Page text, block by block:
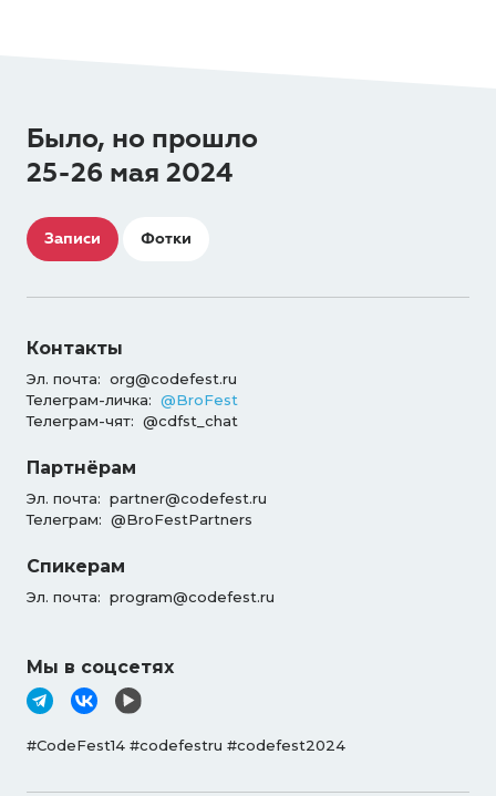
Было, но прошло
25-26 мая 2024
Записи Фотки
Контакты
Эл. почта: org@codefest.ru
Телеграм-личка: @BroFest
Телеграм-чят: @cdfst_chat
Партнёрам
Эл. почта: partner@codefest.ru
Телеграм: @BroFestPartners
Спикерам
Эл. почта: program@codefest.ru
Мы в соцсетях
#CodeFest14 #codefestru #codefest2024